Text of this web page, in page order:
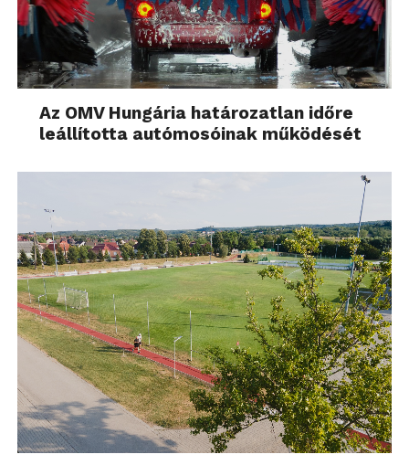
Az OMV Hungária határozatlan időre
leállította autómosóinak működését